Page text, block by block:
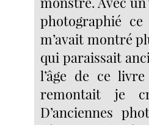
photographié
m’avait montré
qui paraissait
l’âge de ce
remontait je
D’anciennes